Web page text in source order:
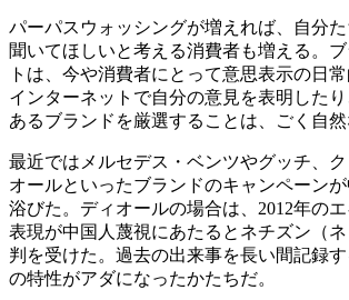
パーパスウォッシングが増えれば、自分
聞いてほしいと考える消費者も増える。
トは、今や消費者にとって意思表示の日常
インターネットで自分の意見を表明した
あるブランドを厳選することは、ごく自然
最近ではメルセデス・ベンツやグッチ、
オールといったブランドのキャンペーン
浴びた。ディオールの場合は、2012年の
表現が中国人蔑視にあたるとネチズン（
判を受けた。過去の出来事を長い間記録
の特性がアダになったかたちだ。